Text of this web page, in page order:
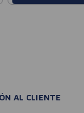
AL CLIENTE